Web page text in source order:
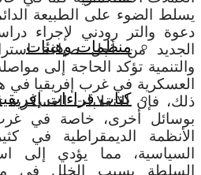
منظمات وهيئات
كتاب قراءات
يسلط الضوء على الطبيعة
دعوة والتر رودني لإجراء
الجديد من أجل صياغة
والتنمية تؤكد الحاجة إلى
العسكرية في غرب إفريقيا في
ذلك، فإن الانقلابات
بوسائل أخرى، خاصة في
الأنظمة الديمقراطية في
السياسية، مما يؤدي إلى
السلطة بسبب الخلل في